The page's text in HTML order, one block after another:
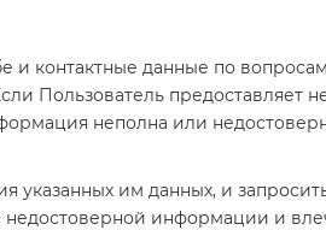
и контактные данные по
Пользователь
неполна или
указанных им данных, и
информации и